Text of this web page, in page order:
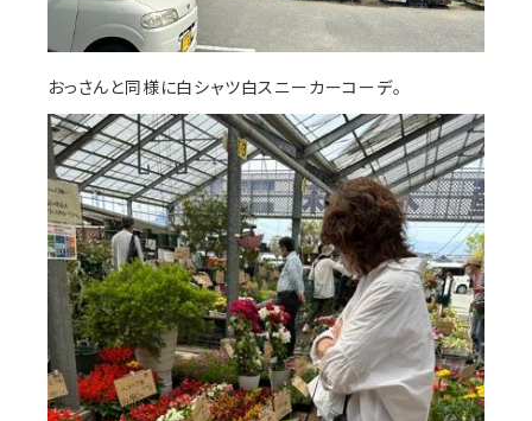
おっさんと同様に白シャツ白スニーカーコーデ。